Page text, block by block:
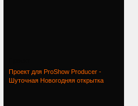
Проект для ProShow Producer -
Шуточная Новогодняя открытка